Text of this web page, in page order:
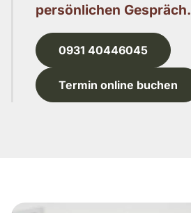
persönlichen Gespräch.
0931 40446045
Termin online buchen